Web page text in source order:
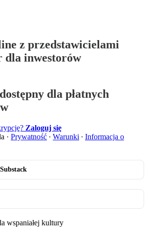
z przedstawicielami
dla inwestorów
dla płatnych
Zaloguj się
· Prywatność ∙ Warunki ∙ Informacja o
wspaniałej kultury